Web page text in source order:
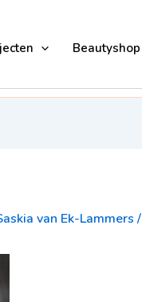
Beautyshop
van Ek-Lammers /